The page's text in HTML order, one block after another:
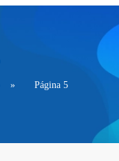
» Página 5